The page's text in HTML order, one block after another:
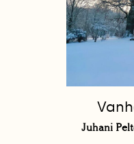
Juhani